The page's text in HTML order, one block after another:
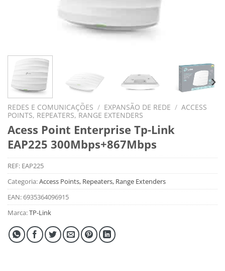
REDES E COMUNICAÇÕES / EXPANSÃO DE REDE / ACCESS
POINTS, REPEATERS, RANGE EXTENDERS
Acess Point Enterprise Tp-Link
EAP225 300Mbps+867Mbps
REF: EAP225
Categoria:Access Points, Repeaters, Range Extenders
EAN:6935364096915
Marca:TP-Link